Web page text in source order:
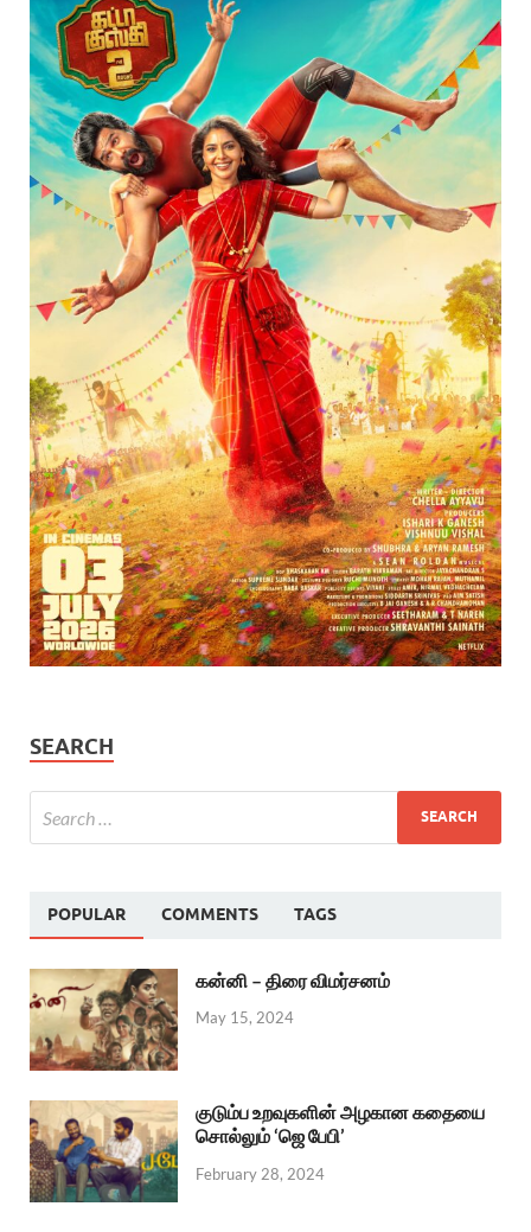
SEARCH
POPULAR COMMENTS TAGS
கன்னி – திரை விமர்சனம்
May 15, 2024
குடும்ப உறவுகளின் அழகான கதையை
சொல்லும் ‘ஜெ பேபி’
February 28, 2024